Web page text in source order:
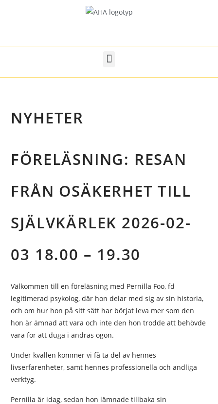
NYHETER
FÖRELÄSNING: RESAN
FRÅN OSÄKERHET TILL
SJÄLVKÄRLEK 2026-02-
03 18.00 – 19.30
Välkommen till en föreläsning med Pernilla Foo, fd
legitimerad psykolog, där hon delar med sig av sin historia,
och om hur hon på sitt sätt har börjat leva mer som den
hon är ämnad att vara och inte den hon trodde att behövde
vara för att duga i andras ögon.
Under kvällen kommer vi få ta del av hennes
livserfarenheter, samt hennes professionella och andliga
verktyg.
Pernilla är idag, sedan hon lämnade tillbaka sin